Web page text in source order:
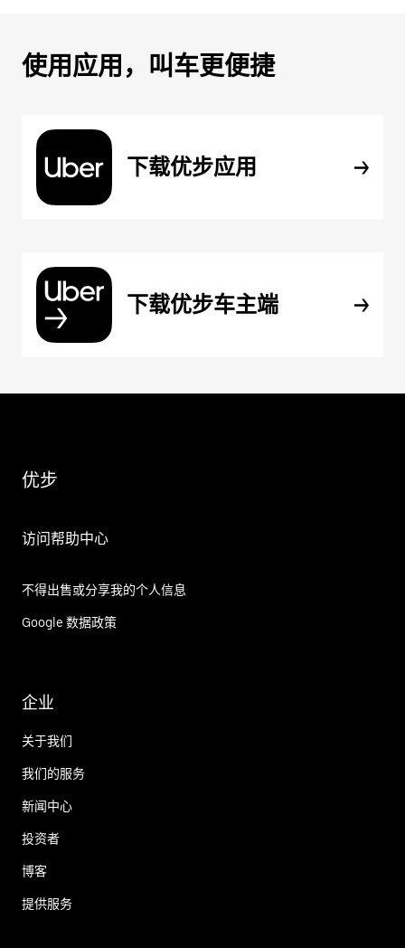
使用应用，叫车更便捷
下载优步应用
下载优步车主端
优步
访问帮助中心
不得出售或分享我的个人信息
Google 数据政策
企业
关于我们
我们的服务
新闻中心
投资者
博客
提供服务